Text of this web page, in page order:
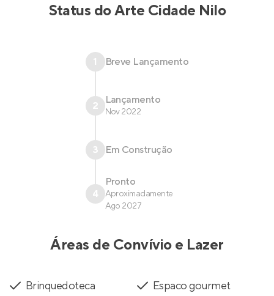
Status doArte Cidade Nilo
1 Breve Lançamento
2 Lançamento
Nov 2022
3 Em Construção
4
Pronto
Aproximadamente
Ago 2027
Áreas de Convívio e Lazer
Brinquedoteca Espaco gourmet